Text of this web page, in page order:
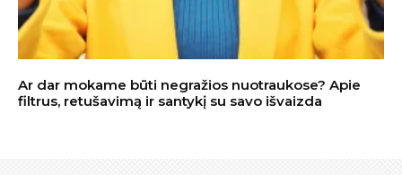
Ar dar mokame būti negražios nuotraukose? Apie
filtrus, retušavimą ir santykį su savo išvaizda